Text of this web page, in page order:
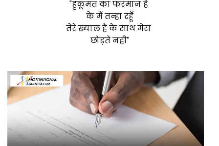
"हुकूमत का फरमान है
के मैं तन्हा रहूँ
तेरे ख्याल हैं केसाथ मेरा
छोड़ते नही"